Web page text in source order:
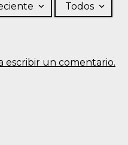
escribir un comentario.
Todos